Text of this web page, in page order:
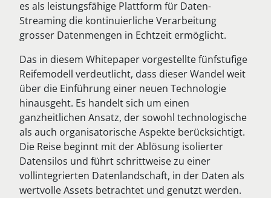
es als leistungsfähige Plattform für Daten-
Streaming die kontinuierliche Verarbeitung
grosser Datenmengen in Echtzeit ermöglicht.
Das in diesem Whitepaper vorgestellte fünfstufige
Reifemodell verdeutlicht, dass dieser Wandel weit
über die Einführung einer neuen Technologie
hinausgeht. Es handelt sich um einen
ganzheitlichen Ansatz, der sowohl technologische
als auch organisatorische Aspekte berücksichtigt.
Die Reise beginnt mit der Ablösung isolierter
Datensilos und führt schrittweise zu einer
vollintegrierten Datenlandschaft, in der Daten als
wertvolle Assets betrachtet und genutzt werden.